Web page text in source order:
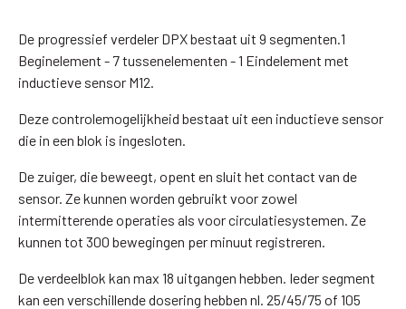
De progressief verdeler DPX bestaat uit 9 segmenten.1
Beginelement - 7 tussenelementen - 1 Eindelement met
inductieve sensor M12.
Deze controlemogelijkheid bestaat uit een inductieve sensor
die in een blok is ingesloten.
De zuiger, die beweegt, opent en sluit het contact van de
sensor. Ze kunnen worden gebruikt voor zowel
intermitterende operaties als voor circulatiesystemen. Ze
kunnen tot 300 bewegingen per minuut registreren.
De verdeelblok kan max 18 uitgangen hebben. Ieder segment
kan een verschillende dosering hebben nl. 25/45/75 of 105